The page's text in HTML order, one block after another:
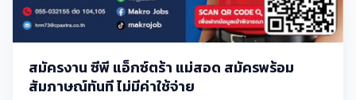
สมัครงาน ซีพี แอ็กซ์ตร้า แม่สอด สมัครพร้อม
สัมภาษณ์ทันที ไม่มีค่าใช้จ่าย